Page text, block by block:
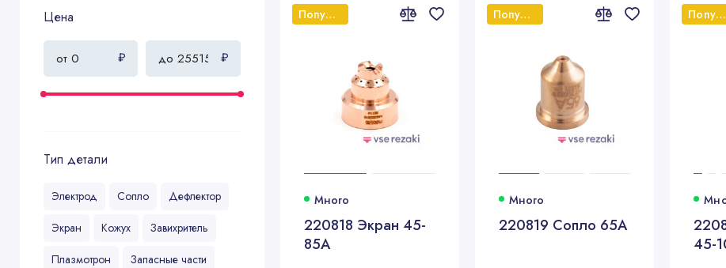
Цена
₽ ₽
Тип детали
Электрод Сопло
Дефлектор
Экран
Кожух
Завихритель
Плазмотрон
Запасные части
Популярный
Много
220818 Экран 45-
85А
Популярный
Много
220819 Сопло 65A
Популярный
45-